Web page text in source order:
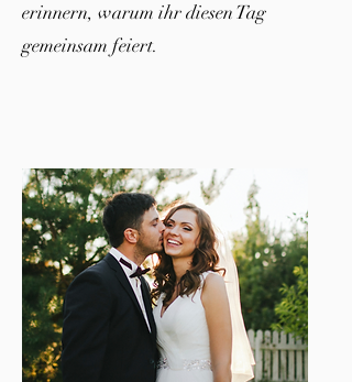
erinnern, warum ihr diesen Tag
gemeinsam feiert.